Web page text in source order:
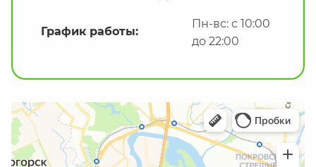
График работы:
Пн-вс: с 10:00
до 22:00